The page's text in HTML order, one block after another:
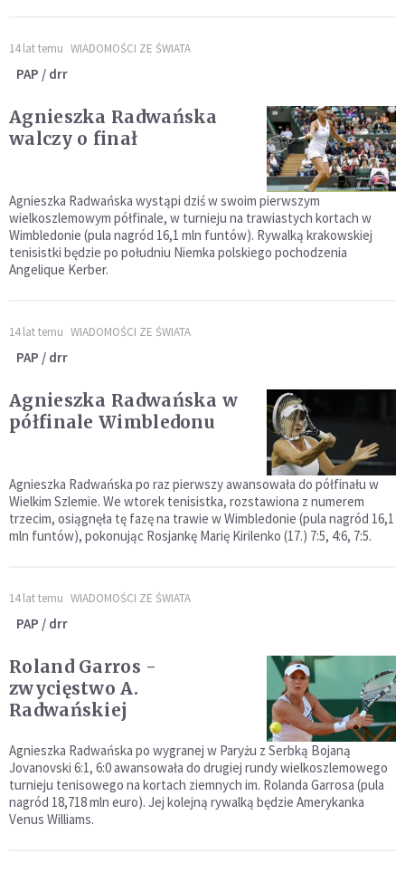
14 lat temu WIADOMOŚCI ZE ŚWIATA
PAP / drr
Agnieszka Radwańska
walczy o finał
Agnieszka Radwańska wystąpi dziś w swoim pierwszym
wielkoszlemowym półfinale, w turnieju na trawiastych kortach w
Wimbledonie (pula nagród 16,1 mln funtów). Rywalką krakowskiej
tenisistki będzie po południu Niemka polskiego pochodzenia
Angelique Kerber.
14 lat temu WIADOMOŚCI ZE ŚWIATA
PAP / drr
Agnieszka Radwańska w
półfinale Wimbledonu
Agnieszka Radwańska po raz pierwszy awansowała do półfinału w
Wielkim Szlemie. We wtorek tenisistka, rozstawiona z numerem
trzecim, osiągnęła tę fazę na trawie w Wimbledonie (pula nagród 16,1
mln funtów), pokonując Rosjankę Marię Kirilenko (17.) 7:5, 4:6, 7:5.
14 lat temu WIADOMOŚCI ZE ŚWIATA
PAP / drr
Roland Garros -
zwycięstwo A.
Radwańskiej
Agnieszka Radwańska po wygranej w Paryżu z Serbką Bojaną
Jovanovski 6:1, 6:0 awansowała do drugiej rundy wielkoszlemowego
turnieju tenisowego na kortach ziemnych im. Rolanda Garrosa (pula
nagród 18,718 mln euro). Jej kolejną rywalką będzie Amerykanka
Venus Williams.